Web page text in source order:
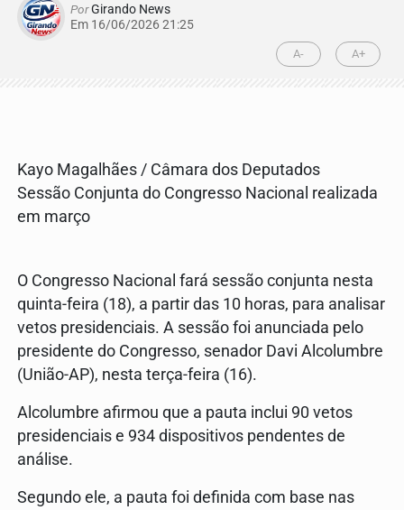
PorGirando News
Em 16/06/2026 21:25
A- A+
Kayo Magalhães / Câmara dos Deputados
Sessão Conjunta do Congresso Nacional realizada
em março
O Congresso Nacional fará sessão conjunta nesta
quinta-feira (18), a partir das 10 horas, para analisar
vetos presidenciais. A sessão foi anunciada pelo
presidente do Congresso, senador Davi Alcolumbre
(União-AP), nesta terça-feira (16).
Alcolumbre afirmou que a pauta inclui 90 vetos
presidenciais e 934 dispositivos pendentes de
análise.
Segundo ele, a pauta foi definida com base nas